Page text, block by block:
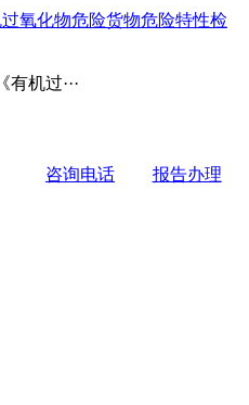
过氧化物危险货物危险特性检
有机过···
咨询电话 报告办理